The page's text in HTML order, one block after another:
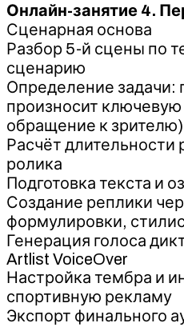
Онлайн-занятие 4.
Сценарная основа
Разбор 5-й сцены по
сценарию
Определение задачи:
произносит ключевую
обращение к зрителю)
Расчёт длительности
ролика
Подготовка текста и
Создание реплики
формулировки,
Генерация голоса
Artlist VoiceOver
Настройка тембра и
спортивную рекламу
Экспорт финального